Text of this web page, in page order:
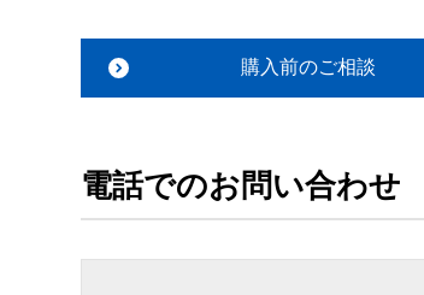
購入前のご相談
電話でのお問い合わせ